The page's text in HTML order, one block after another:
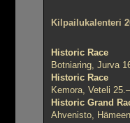
Kilpailukalenteri
Historic Race
Botniaring, Jurva
Historic Race
Kemora, Veteli
Historic Grand
Ahvenisto,